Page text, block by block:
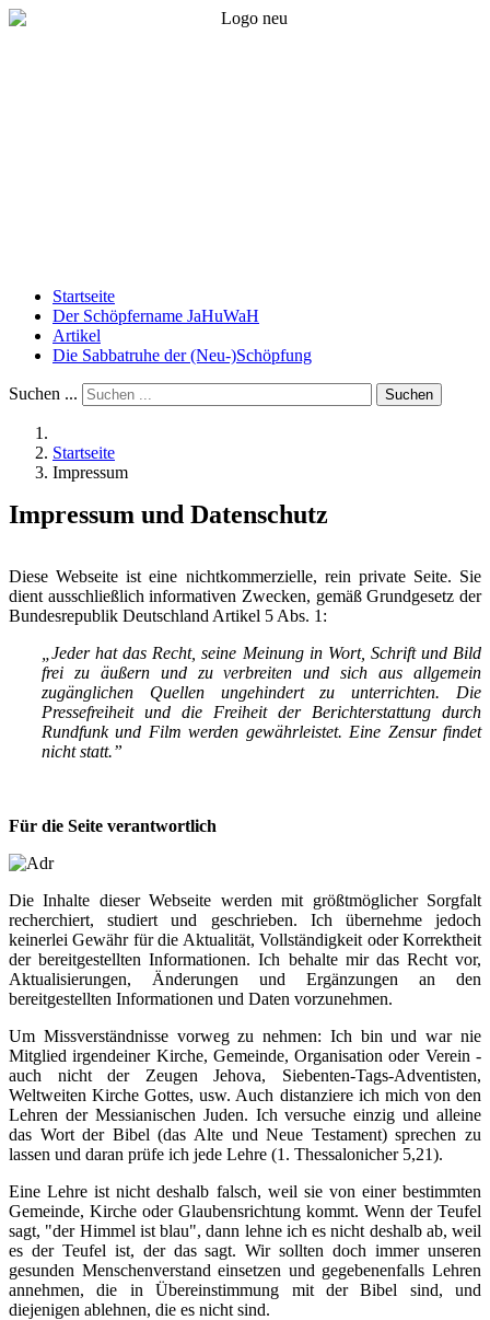
Startseite
Der Schöpfername JaHuWaH
Artikel
Die Sabbatruhe der (Neu-)Schöpfung
Suchen ... Suchen
Startseite
Impressum
Impressum und Datenschutz
Diese Webseite ist eine nichtkommerzielle, rein private Seite. Sie
dient ausschließlich informativen Zwecken, gemäß Grundgesetz der
Bundesrepublik Deutschland Artikel 5 Abs. 1:
„Jeder hat das Recht, seine Meinung in Wort, Schrift und Bild
frei zu äußern und zu verbreiten und sich aus allgemein
zugänglichen Quellen ungehindert zu unterrichten. Die
Pressefreiheit und die Freiheit der Berichterstattung durch
Rundfunk und Film werden gewährleistet. Eine Zensur findet
nicht statt.”
Für die Seite verantwortlich
Die Inhalte dieser Webseite werden mit größtmöglicher Sorgfalt
recherchiert, studiert und geschrieben. Ich übernehme jedoch
keinerlei Gewähr für die Aktualität, Vollständigkeit oder Korrektheit
der bereitgestellten Informationen. Ich behalte mir das Recht vor,
Aktualisierungen, Änderungen und Ergänzungen an den
bereitgestellten Informationen und Daten vorzunehmen.
Um Missverständnisse vorweg zu nehmen: Ich bin und war nie
Mitglied irgendeiner Kirche, Gemeinde, Organisation oder Verein -
auch nicht der Zeugen Jehova, Siebenten-Tags-Adventisten,
Weltweiten Kirche Gottes, usw. Auch distanziere ich mich von den
Lehren der Messianischen Juden. Ich versuche einzig und alleine
das Wort der Bibel (das Alte und Neue Testament) sprechen zu
lassen und daran prüfe ich jede Lehre (1. Thessalonicher 5,21).
Eine Lehre ist nicht deshalb falsch, weil sie von einer bestimmten
Gemeinde, Kirche oder Glaubensrichtung kommt. Wenn der Teufel
sagt, "der Himmel ist blau", dann lehne ich es nicht deshalb ab, weil
es der Teufel ist, der das sagt. Wir sollten doch immer unseren
gesunden Menschenverstand einsetzen und gegebenenfalls Lehren
annehmen, die in Übereinstimmung mit der Bibel sind, und
diejenigen ablehnen, die es nicht sind.